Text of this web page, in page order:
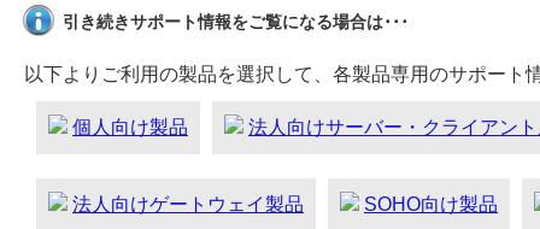
引き続きサポート情報をご覧になる場合は･･･
以下よりご利用の製品を選択して、各製品専用のサポート
個人向け製品 法人向けサーバー・クライアン
法人向けゲートウェイ製品 SOHO向け製品